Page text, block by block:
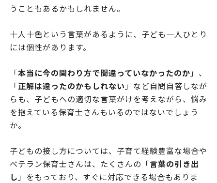
うこともあるかもしれません。
十人十色という言葉があるように、子ども一人ひとり
には個性があります。
「本当に今の関わり方で間違っていなかったのか 」、
「正解は違ったのかもしれない 」など自問自答しなが
らも、子どもへの適切な言葉がけを考えながら、悩み
を抱えている保育士さんもいるのではないでしょう
か。
子どもの接し方については、子育て経験豊富な場合や
ベテラン保育士さんは、たくさんの「言葉の引き出
し 」をもっており、すぐに対応できる場合もありま